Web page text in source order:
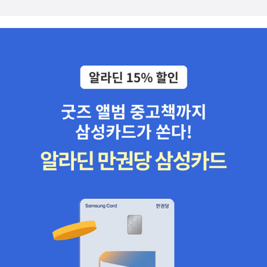
북이는 제 모습을 찾았을까?자신의 있는 그대로의 모습이 제일 자랑
스러움을 알게 해주는 재미난 이야기이다. 결말이 궁금해지면서 이
책을 읽는 어린이들이 상상속으로 빠져들 것 같다.자신만의 뒷 이야
기로 결말을 이어 나갈 수 있는 재미를 선물해주고 있다.나의 존재감